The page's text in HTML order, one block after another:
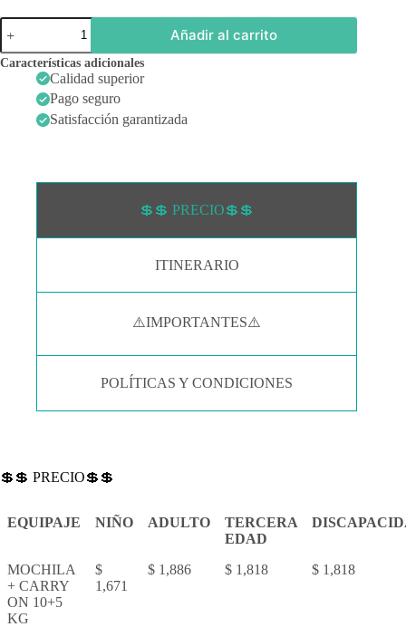
PARAGUAY
ARGENTINA
+
URUGUAY
Añadir al carrito
Características adicionales
Calidad superior
Pago seguro
Satisfacción garantizada
💲💲 PRECIO💲💲
ITINERARIO
⚠️IMPORTANTES⚠️
POLÍTICAS Y CONDICIONES
💲💲 PRECIO💲💲
EQUIPAJE NIÑO ADULTO
TERCERA
EDAD
MOCHILA
+ CARRY
ON 10+5
KG
$
1,671
$ 1,886 $ 1,818 $ 1,818